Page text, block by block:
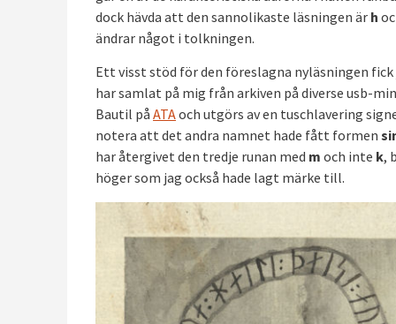
dock hävda att den sannolikaste läsningen är h
ändrar något i tolkningen.
Ett visst stöd för den föreslagna nyläsningen
har samlat på mig från arkiven på diverse usb-
Bautil på ATAoch utgörs av en tuschlavering
notera att det andra namnet hade fått formen
har återgivet den tredje runan med m och inte k,
höger som jag också hade lagt märke till.